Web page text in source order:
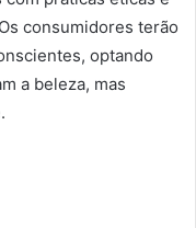
consumidores terão
optando
a beleza, mas